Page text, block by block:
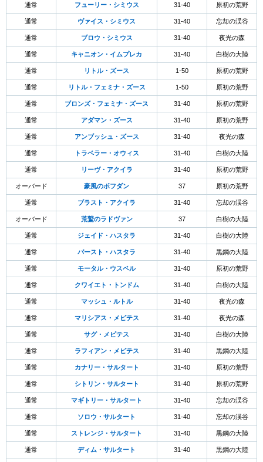
通常 フューリー・シミウス 31-40 原初の荒野
通常 ヴァイス・シミウス 31-40 忘却の渓谷
通常 ブロウ・シミウス 31-40 夜光の森
通常 キャニオン・イムプレカ 31-40 白樹の大陸
通常 リトル・ズース 1-50 原初の荒野
通常 リトル・フェミナ・ズース 1-50 原初の荒野
通常 ブロンズ・フェミナ・ズース 31-40 原初の荒野
通常 アダマン・ズース 31-40 原初の荒野
通常 アンブッシュ・ズース 31-40 夜光の森
通常 トラベラー・オウィス 31-40 白樹の大陸
通常 リーヴ・アクイラ 31-40 原初の荒野
オーバード 豪風のボフダン 37 原初の荒野
通常 ブラスト・アクイラ 31-40 忘却の渓谷
オーバード 荒鷲のラドヴァン 37 白樹の大陸
通常 ジェイド・ハスタラ 31-40 白樹の大陸
通常 バースト・ハスタラ 31-40 黒鋼の大陸
通常 モータル・ウスペル 31-40 原初の荒野
通常 クワイエト・トンドム 31-40 白樹の大陸
通常 マッシュ・ルトル 31-40 夜光の森
通常 マリシアス・メピテス 31-40 夜光の森
通常 サグ・メピテス 31-40 白樹の大陸
通常 ラフィアン・メピテス 31-40 黒鋼の大陸
通常 カナリー・サルタート 31-40 原初の荒野
通常 シトリン・サルタート 31-40 原初の荒野
通常 マギトリー・サルタート 31-40 忘却の渓谷
通常 ソロウ・サルタート 31-40 忘却の渓谷
通常 ストレンジ・サルタート 31-40 黒鋼の大陸
通常 ディム・サルタート 31-40 黒鋼の大陸